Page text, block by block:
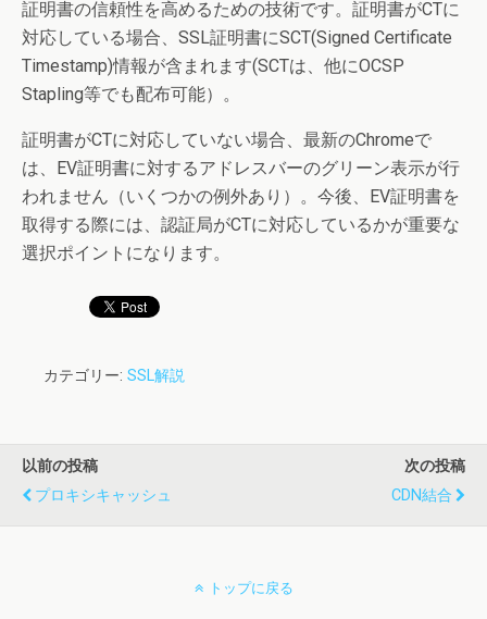
証明書の信頼性を高めるための技術です。証明書がCTに
対応している場合、SSL証明書にSCT(Signed Certificate
Timestamp)情報が含まれます(SCTは、他にOCSP
Stapling等でも配布可能）。
証明書がCTに対応していない場合、最新のChromeで
は、EV証明書に対するアドレスバーのグリーン表示が行
われません（いくつかの例外あり）。今後、EV証明書を
取得する際には、認証局がCTに対応しているかが重要な
選択ポイントになります。
カテゴリー: SSL解説
以前の投稿
プロキシキャッシュ
次の投稿
CDN結合
トップに戻る